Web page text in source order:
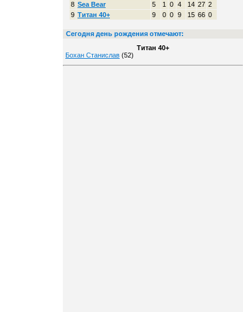
8 Sea Bear 5 1 0 4 14 27 2
9 Титан 40+ 9 0 0 9 15 66 0
Сегодня день рождения отмечают:
Титан 40+
Бохан Станислав (52)